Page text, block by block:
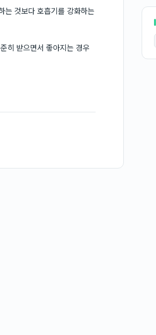
는 것보다 호흡기를 강화하는
히 받으면서 좋아지는 경우